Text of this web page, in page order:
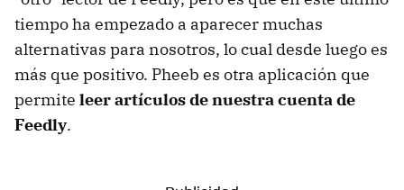
tiempo ha empezado a aparecer muchas
alternativas para nosotros, lo cual desde luego es
más que positivo. Pheeb es otra aplicación que
permite leer artículos de nuestra cuenta de
Feedly.